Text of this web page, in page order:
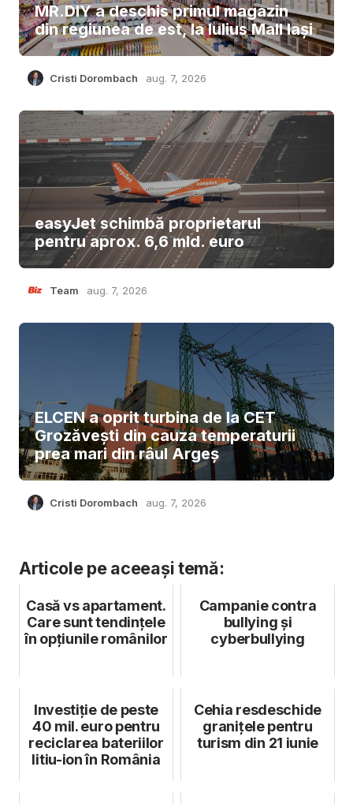
MR.DIY a deschis primul magazin
din regiunea de est, la Iulius Mall Iași
Cristi Dorombach aug. 7, 2026
easyJet schimbă proprietarul
pentru aprox. 6,6 mld. euro
Team aug. 7, 2026
ELCEN a oprit turbina de la CET
Grozăvești din cauza temperaturii
prea mari din râul Argeș
Cristi Dorombach aug. 7, 2026
Articole pe aceeași temă:
Casă vs apartament.
Care sunt tendințele
în opțiunile românilor
Campanie contra
bullying și
cyberbullying
Investiție de peste
40 mil. euro pentru
reciclarea bateriilor
litiu-ion în România
Cehia resdeschide
granițele pentru
turism din 21 iunie